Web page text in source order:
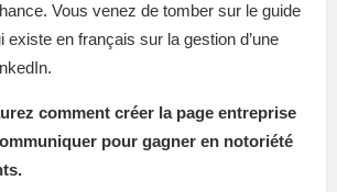
Vous venez de tomber sur le guide
existe en français sur la gestion d’une
comment créer la page entreprise
pour gagner en notoriété